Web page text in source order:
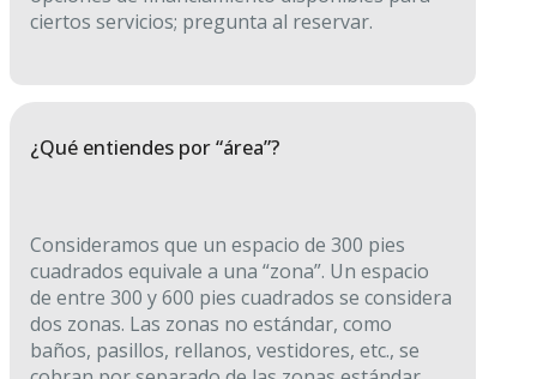
ciertos servicios; pregunta al reservar.
¿Qué entiendes por “área”?
Consideramos que un espacio de 300 pies
cuadrados equivale a una “zona”. Un espacio
de entre 300 y 600 pies cuadrados se considera
dos zonas. Las zonas no estándar, como
baños, pasillos, rellanos, vestidores, etc., se